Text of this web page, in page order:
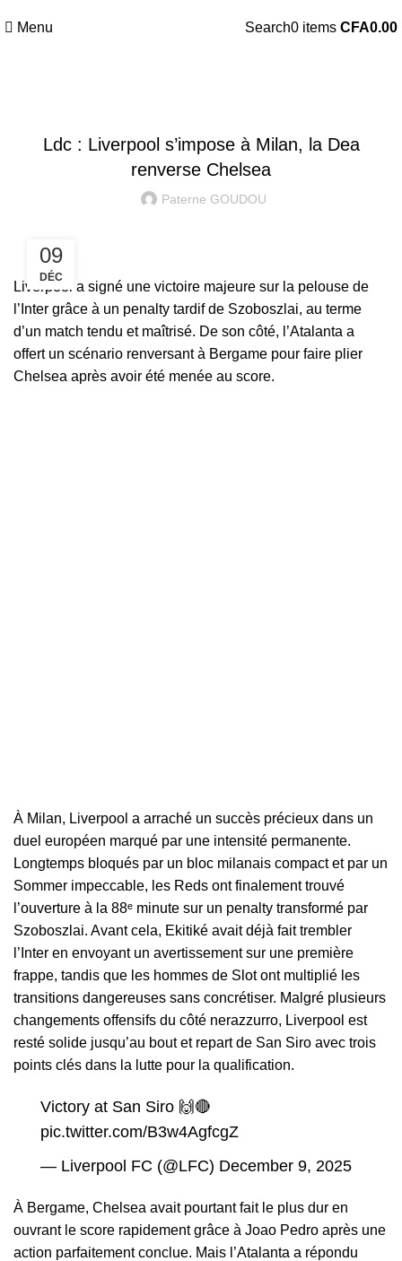
Menu Search0 items CFA0.00
Ldc : Liverpool s’impose à Milan, la Dea
renverse Chelsea
Paterne GOUDOU
09
DÉC
Liverpool a signé une victoire majeure sur la pelouse de
l’Inter grâce à un penalty tardif de Szoboszlai, au terme
d’un match tendu et maîtrisé. De son côté, l’Atalanta a
offert un scénario renversant à Bergame pour faire plier
Chelsea après avoir été menée au score.
À Milan, Liverpool a arraché un succès précieux dans un
duel européen marqué par une intensité permanente.
Longtemps bloqués par un bloc milanais compact et par un
Sommer impeccable, les Reds ont finalement trouvé
l’ouverture à la 88ᵉ minute sur un penalty transformé par
Szoboszlai. Avant cela, Ekitiké avait déjà fait trembler
l’Inter en envoyant un avertissement sur une première
frappe, tandis que les hommes de Slot ont multiplié les
transitions dangereuses sans concrétiser. Malgré plusieurs
changements offensifs du côté nerazzurro, Liverpool est
resté solide jusqu’au bout et repart de San Siro avec trois
points clés dans la lutte pour la qualification.
Victory at San Siro 🙌🔴
pic.twitter.com/B3w4AgfcgZ
— Liverpool FC (@LFC) December 9, 2025
À Bergame, Chelsea avait pourtant fait le plus dur en
ouvrant le score rapidement grâce à Joao Pedro après une
action parfaitement conclue. Mais l’Atalanta a répondu